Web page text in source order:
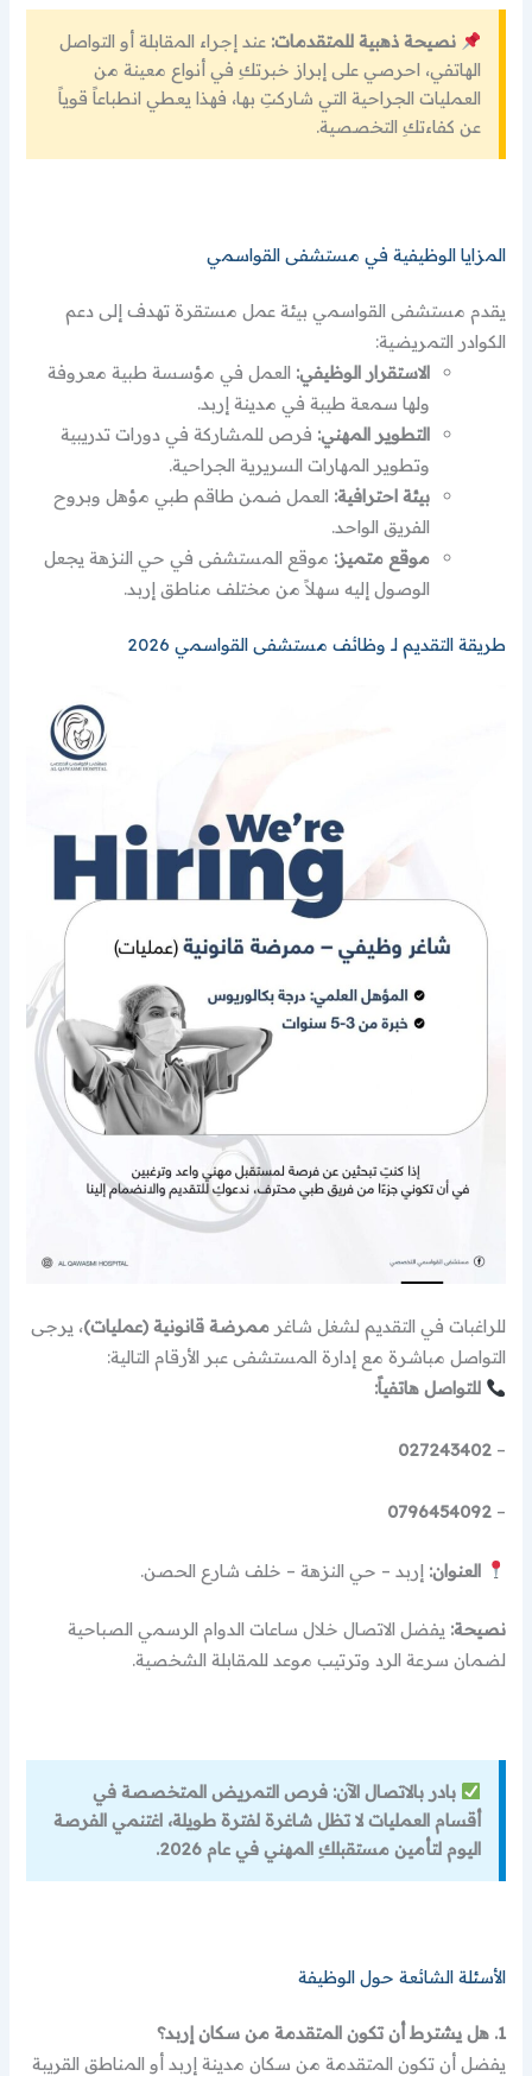
نصيحة ذهبية للمتقدمات: عند إجراء المقابلة أو التواصل
الهاتفي، احرصي على إبراز خبرتكِ في أنواع معينة من
العمليات الجراحية التي شاركتِ بها، فهذا يعطي انطباعاً قوياً
عن كفاءتكِ التخصصية.
المزايا الوظيفية في مستشفى القواسمي
يقدم مستشفى القواسمي بيئة عمل مستقرة تهدف إلى دعم
الكوادر التمريضية:
الاستقرار الوظيفي: العمل في مؤسسة طبية معروفة
ولها سمعة طيبة في مدينة إربد.
التطوير المهني: فرص للمشاركة في دورات تدريبية
وتطوير المهارات السريرية الجراحية.
بيئة احترافية: العمل ضمن طاقم طبي مؤهل وبروح
الفريق الواحد.
موقع متميز: موقع المستشفى في حي النزهة يجعل
الوصول إليه سهلاً من مختلف مناطق إربد.
طريقة التقديم لـ وظائف مستشفى القواسمي 2026
للراغبات في التقديم لشغل شاغرممرضة قانونية (عمليات)، يرجى
التواصل مباشرة مع إدارة المستشفى عبر الأرقام التالية:
للتواصل هاتفياً:
–
027243402
–
0796454092
العنوان: إربد – حي النزهة – خلف شارع الحصن.
نصيحة: يفضل الاتصال خلال ساعات الدوام الرسمي الصباحية
لضمان سرعة الرد وترتيب موعد للمقابلة الشخصية.
بادر بالاتصال الآن: فرص التمريض المتخصصة في
أقسام العمليات لا تظل شاغرة لفترة طويلة، اغتنمي الفرصة
اليوم لتأمين مستقبلكِ المهني في عام 2026.
الأسئلة الشائعة حول الوظيفة
1. هل يشترط أن تكون المتقدمة من سكان إربد؟
يفضل أن تكون المتقدمة من سكان مدينة إربد أو المناطق القريبة